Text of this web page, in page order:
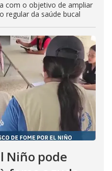
com o objetivo de ampliar
regular da saúde bucal
Niño pode